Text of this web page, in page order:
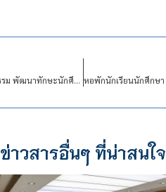
คณะเทคโนโลยีดิจิทัล จัดกิจกรรม Hackathon บูรณาการศิลปศาสตร์–วิศวกรรม พัฒนาทักษะนักศึกษาสู่การแก้ปัญหาจากข้อมูลจริง
ข่าวสารอื่นๆ ที่น่าสนใจ